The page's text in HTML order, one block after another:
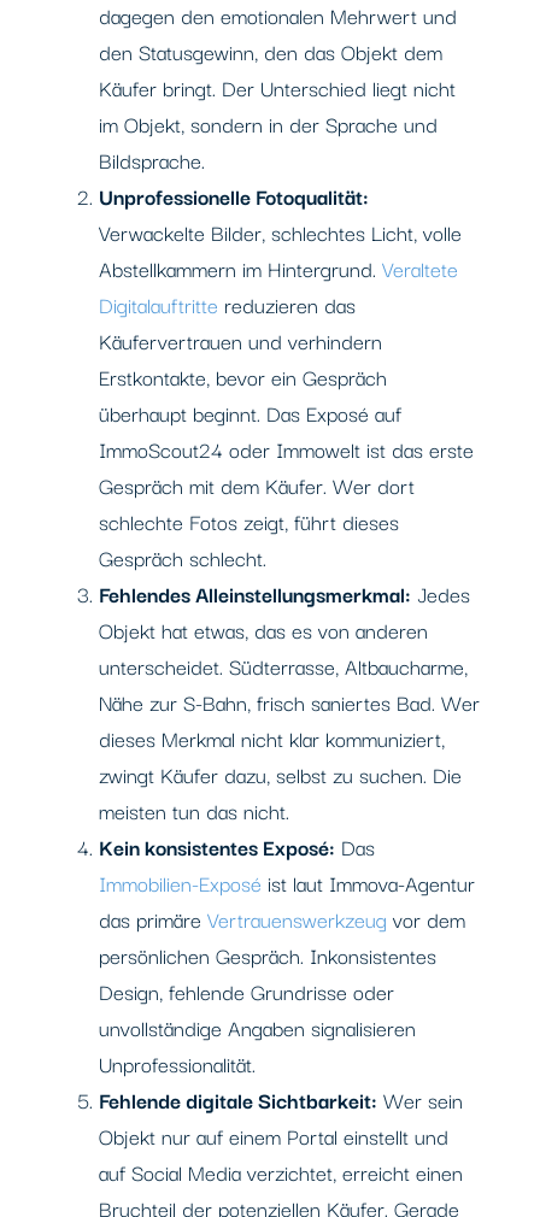
dagegen den emotionalen Mehrwert und
den Statusgewinn, den das Objekt dem
Käufer bringt. Der Unterschied liegt nicht
im Objekt, sondern in der Sprache und
Bildsprache.
Unprofessionelle Fotoqualität:
Verwackelte Bilder, schlechtes Licht, volle
Abstellkammern im Hintergrund. Veraltete
Digitalauftritte reduzieren das
Käufervertrauen und verhindern
Erstkontakte, bevor ein Gespräch
überhaupt beginnt. Das Exposé auf
ImmoScout24 oder Immowelt ist das erste
Gespräch mit dem Käufer. Wer dort
schlechte Fotos zeigt, führt dieses
Gespräch schlecht.
Fehlendes Alleinstellungsmerkmal: Jedes
Objekt hat etwas, das es von anderen
unterscheidet. Südterrasse, Altbaucharme,
Nähe zur S-Bahn, frisch saniertes Bad. Wer
dieses Merkmal nicht klar kommuniziert,
zwingt Käufer dazu, selbst zu suchen. Die
meisten tun das nicht.
Kein konsistentes Exposé: Das
Immobilien-Exposé ist laut Immova-Agentur
das primäre Vertrauenswerkzeug vor dem
persönlichen Gespräch. Inkonsistentes
Design, fehlende Grundrisse oder
unvollständige Angaben signalisieren
Unprofessionalität.
Fehlende digitale Sichtbarkeit: Wer sein
Objekt nur auf einem Portal einstellt und
auf Social Media verzichtet, erreicht einen
Bruchteil der potenziellen Käufer. Gerade